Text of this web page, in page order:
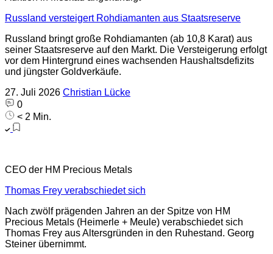
Russland versteigert Rohdiamanten aus Staatsreserve
Russland bringt große Rohdiamanten (ab 10,8 Karat) aus
seiner Staatsreserve auf den Markt. Die Versteigerung erfolgt
vor dem Hintergrund eines wachsenden Haushaltsdefizits
und jüngster Goldverkäufe.
27. Juli 2026 Christian Lücke
0
< 2 Min.
CEO der HM Precious Metals
Thomas Frey verabschiedet sich
Nach zwölf prägenden Jahren an der Spitze von HM
Precious Metals (Heimerle + Meule) verabschiedet sich
Thomas Frey aus Altersgründen in den Ruhestand. Georg
Steiner übernimmt.